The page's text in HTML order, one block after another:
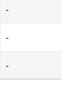
-
-
-